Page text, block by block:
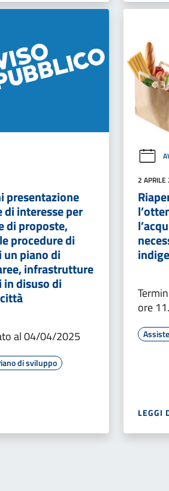
presentazione
interesse per
di proposte,
procedure di
un piano di
infrastrutture
disuso di
al 04/04/2025
di sviluppo
2
ore
LEGGI